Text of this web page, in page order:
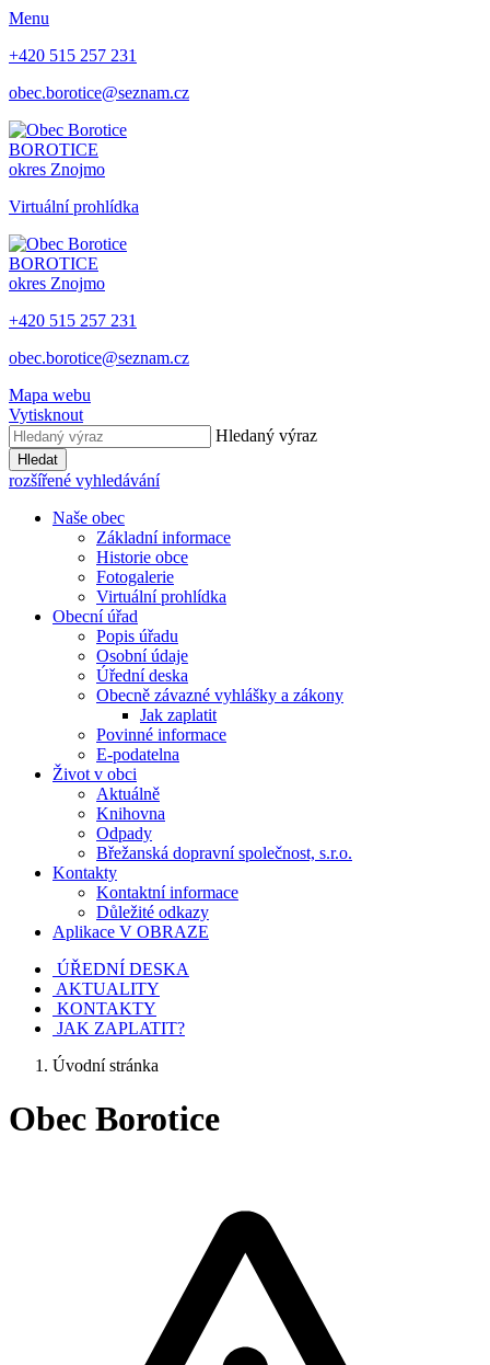
Menu
+420 515 257 231
obec.borotice@seznam.cz
BOROTICE
okres Znojmo
Virtuální prohlídka
BOROTICE
okres Znojmo
+420 515 257 231
obec.borotice@seznam.cz
Mapa webu
Vytisknout
Hledaný výraz
Hledat
rozšířené vyhledávání
Naše obec
Základní informace
Historie obce
Fotogalerie
Virtuální prohlídka
Obecní úřad
Popis úřadu
Osobní údaje
Úřední deska
Obecně závazné vyhlášky a zákony
Jak zaplatit
Povinné informace
E-podatelna
Život v obci
Aktuálně
Knihovna
Odpady
Břežanská dopravní společnost, s.r.o.
Kontakty
Kontaktní informace
Důležité odkazy
Aplikace V OBRAZE
ÚŘEDNÍ DESKA
AKTUALITY
KONTAKTY
JAK ZAPLATIT?
Úvodní stránka
Obec Borotice